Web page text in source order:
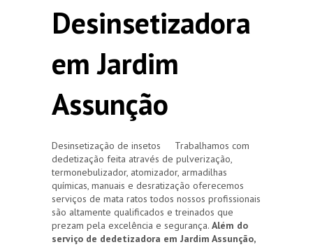
Desinsetizadora
em Jardim
Assunção
Desinsetização de insetos Trabalhamos com
dedetização feita através de pulverização,
termonebulizador, atomizador, armadilhas
químicas, manuais e desratização oferecemos
serviços de mata ratos todos nossos profissionais
são altamente qualificados e treinados que
prezam pela excelência e segurança. Além do
serviço de dedetizadora em Jardim Assunção,